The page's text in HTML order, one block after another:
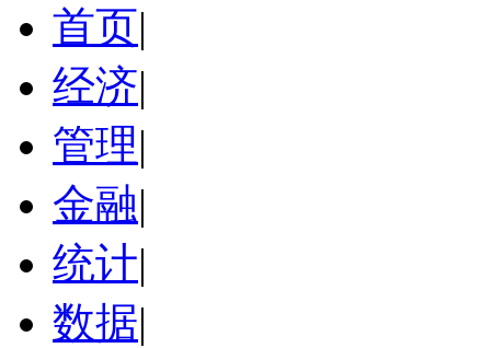
首页|
经济|
管理|
金融|
统计|
数据|